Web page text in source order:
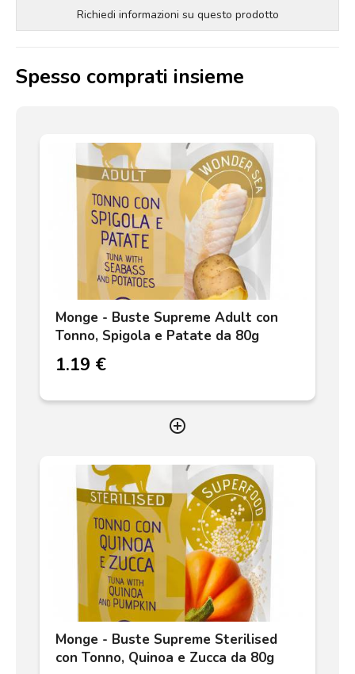
Richiedi informazioni su questo prodotto
Spesso comprati insieme
Monge - Buste Supreme Adult con
Tonno, Spigola e Patate da 80g
1.19 €
add_circle_outline
Monge - Buste Supreme Sterilised
con Tonno, Quinoa e Zucca da 80g